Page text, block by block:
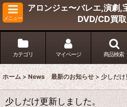
メニュー
アロンジェ〜バレエ,演劇,
DVD/CD買
カテゴリ マイページ 商品検索
ホーム > News 最新のお知らせ > 少しだ
少しだけ更新しました。